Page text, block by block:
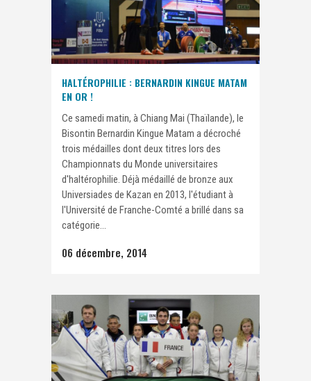
HALTÉROPHILIE : BERNARDIN KINGUE MATAM
EN OR !
Ce samedi matin, à Chiang Mai (Thaïlande), le
Bisontin Bernardin Kingue Matam a décroché
trois médailles dont deux titres lors des
Championnats du Monde universitaires
d'haltérophilie. Déjà médaillé de bronze aux
Universiades de Kazan en 2013, l'étudiant à
l'Université de Franche-Comté a brillé dans sa
catégorie...
06 décembre, 2014